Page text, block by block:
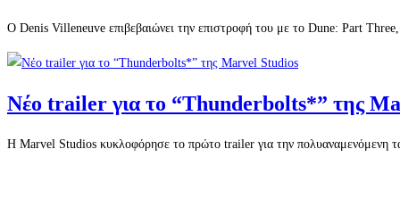
Ο Denis Villeneuve επιβεβαιώνει την επιστροφή του με το Dune: Part
Νέο trailer για το “Thunderbolts*” της
Η Marvel Studios κυκλοφόρησε το πρώτο trailer για την πολυαναμενόμενη